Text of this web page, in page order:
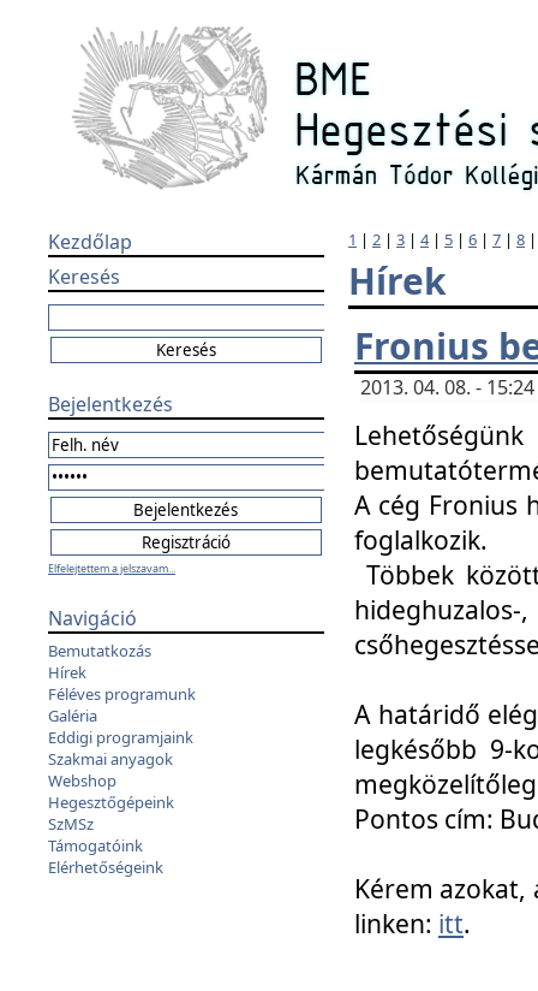
Kezdőlap
Keresés
Bejelentkezés
Elfelejtettem a jelszavam...
Navigáció
Bemutatkozás
Hírek
Féléves programunk
Galéria
Eddigi programjaink
Szakmai anyagok
Webshop
Hegesztőgépeink
SzMSz
Támogatóink
Elérhetőségeink
1 | 2 | 3 | 4| 5 | 6 | 7 | 8
Hírek
Fronius
2013. 04. 08. -
A cég Fronius
foglalkozik.
Többek
A határidő
legkésőbb 9-
Pontos cím:
Kérem azokat,
linken: itt.